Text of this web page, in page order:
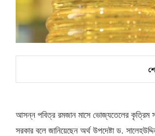
আসন্ন পবিত্র রমজান মাসে ভোজ্যতেলের কৃত্রিম
সরকার বলে জানিয়েছেন অর্থ উপদেষ্টা ড.